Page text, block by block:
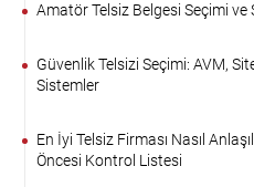
Amatör Telsiz Belgesi Seçimi ve
Güvenlik Telsizi Seçimi: AVM,
Sistemler
En İyi Telsiz Firması Nasıl
Öncesi Kontrol Listesi